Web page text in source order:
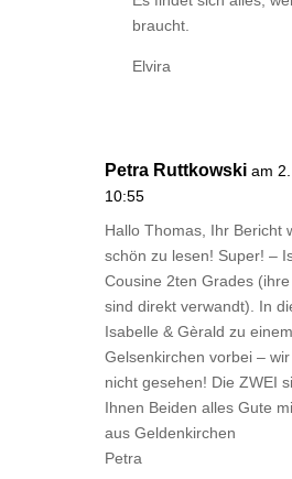
braucht.
Elvira
Petra Ruttkowski am
10:55
Hallo Thomas, Ihr Bericht
schön zu lesen! Super! –
Cousine 2ten Grades
sind direkt verwandt). In
Isabelle & Gèrald zu
Gelsenkirchen vorbei –
nicht gesehen! Die ZWEI
Ihnen Beiden alles Gute
aus Geldenkirchen
Petra